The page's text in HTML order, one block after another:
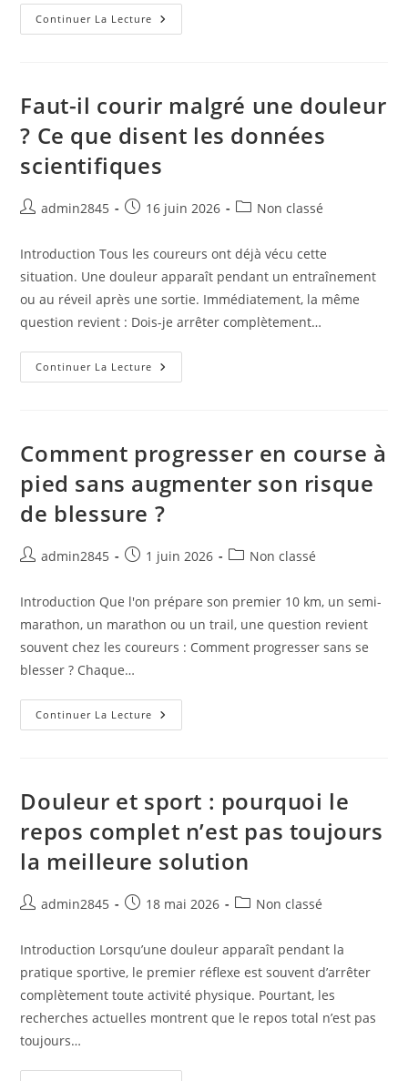
Continuer La Lecture Faut-
Il
Pour
Les
Blessures
?
Faut-il courir malgré une douleur
? Ce que disent les données
scientifiques
Auteur/autrice
la
publication :
admin2845
Publication
16 juin 2026
PostNon classé
Introduction Tous les coureurs ont déjà vécu cette
situation. Une douleur apparaît pendant un entraînement
ou au réveil après une sortie. Immédiatement, la même
question revient : Dois-je arrêter complètement…
Continuer La Lecture Faut-
Il
Ce
Que
Disent
Les
Données
Scientifiques
Comment progresser en course à
pied sans augmenter son risque
de blessure ?
Auteur/autrice
la
publication :
admin2845
Publication
1 juin 2026
PostNon classé
Introduction Que l'on prépare son premier 10 km, un semi-
marathon, un marathon ou un trail, une question revient
souvent chez les coureurs : Comment progresser sans se
blesser ? Chaque…
Continuer La Lecture Comment
Progresser
Augmenter
Son
Risque
De
Blessure
Douleur et sport : pourquoi le
repos complet n’est pas toujours
la meilleure solution
Auteur/autrice
la
publication :
admin2845
Publication
18 mai 2026
PostNon classé
Introduction Lorsqu’une douleur apparaît pendant la
pratique sportive, le premier réflexe est souvent d’arrêter
complètement toute activité physique. Pourtant, les
recherches actuelles montrent que le repos total n’est pas
toujours…